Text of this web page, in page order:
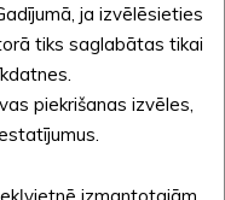
Pie saistošajiem
pieprasīšanai
Evita APLOKA,
sabiedrisko attiecību
ja izvēlēsieties
tiks saglabātas tikai
piekrišanas izvēles,